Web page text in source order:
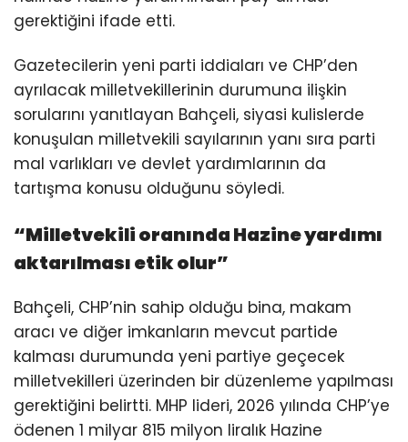
gerektiğini ifade etti.
Gazetecilerin yeni parti iddiaları ve CHP’den
ayrılacak milletvekillerinin durumuna ilişkin
sorularını yanıtlayan Bahçeli, siyasi kulislerde
konuşulan milletvekili sayılarının yanı sıra parti
mal varlıkları ve devlet yardımlarının da
tartışma konusu olduğunu söyledi.
“Milletvekili oranında Hazine yardımı
aktarılması etik olur”
Bahçeli, CHP’nin sahip olduğu bina, makam
aracı ve diğer imkanların mevcut partide
kalması durumunda yeni partiye geçecek
milletvekilleri üzerinden bir düzenleme yapılması
gerektiğini belirtti. MHP lideri, 2026 yılında CHP’ye
ödenen 1 milyar 815 milyon liralık Hazine